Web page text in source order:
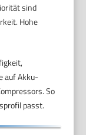
sind
Hohe
auf Akku-
So
passt.